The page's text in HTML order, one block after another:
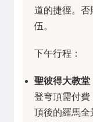
道的捷徑。否
伍。
下午行程：
聖彼得大教堂
登穹頂需付費
頂後的羅馬全